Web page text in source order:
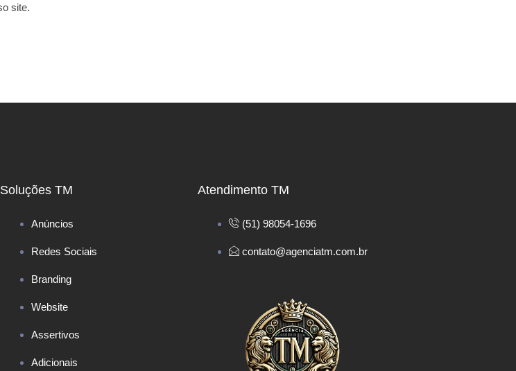
site.
Soluções TM
Anúncios
Redes Sociais
Branding
Website
Assertivos
Adicionais
Atendimento TM
(51) 98054-1696
contato@agenciatm.com.br